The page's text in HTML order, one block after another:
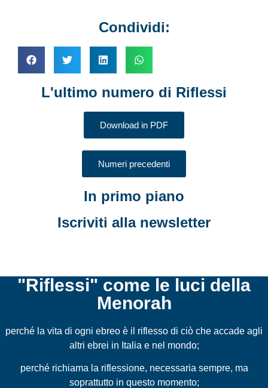
Condividi:
L'ultimo numero di Riflessi
Download in PDF
Numeri precedenti
In primo piano
Iscriviti alla newsletter
"Riflessi" come le luci della
Menorah
perché la vita di ogni ebreo è il riflesso di ciò che accade agli
altri ebrei in Italia e nel mondo;
perché richiama la riflessione, necessaria sempre, ma
soprattutto in questo momento;